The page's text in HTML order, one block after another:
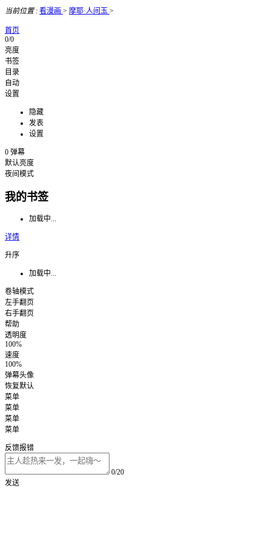
当前位置: 看漫画 > 摩耶·人间玉 >
首页
0/0
亮度
书签
目录
自动
设置
隐藏
发表
设置
0 弹幕
默认亮度
夜间模式
我的书签
加载中...
详情
升序
加载中...
卷轴模式
左手翻页
右手翻页
帮助
透明度
100%
速度
100%
弹幕头像
恢复默认
菜单
菜单
菜单
菜单
反馈报错
0/20
发送